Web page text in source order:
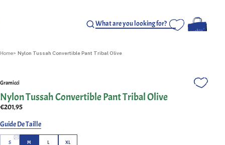
Home Nylon Tussah Convertible Pant Tribal Olive
Gramicci
Nylon Tussah Convertible Pant Tribal Olive
€201,95
Guide De Taille
S M L XL